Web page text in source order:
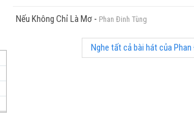
Nếu Không Chỉ Là Mơ - Phan Đinh Tùng
Nghe tất cả bài hát của Phan